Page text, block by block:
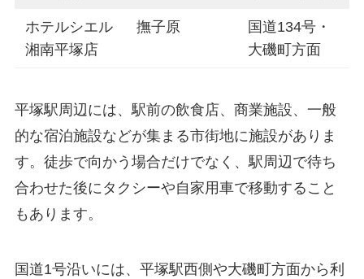
ホテルシエル
湘南平塚店
撫子原
国道134号・
大磯町方面
平塚駅周辺には、駅前の飲食店、商業施設、一般
的な宿泊施設などが集まる市街地に施設がありま
す。徒歩で向かう場合だけでなく、駅周辺で待ち
合わせた後にタクシーや自家用車で移動すること
もあります。
国道1号沿いには、平塚駅西側や大磯町方面から利